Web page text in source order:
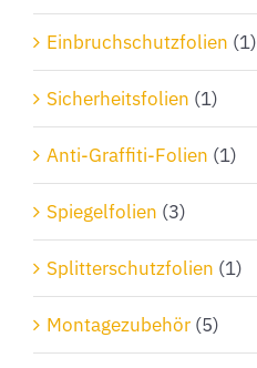
Einbruchschutzfolien (1)
Sicherheitsfolien (1)
Anti-Graffiti-Folien (1)
Spiegelfolien (3)
Splitterschutzfolien (1)
Montagezubehör (5)